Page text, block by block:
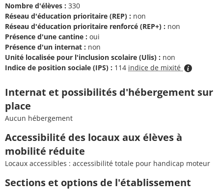
Nombre d'élèves : 330
Réseau d'éducation prioritaire (REP) : non
Réseau d'éducation prioritaire renforcé (REP+) : non
Présence d'une cantine : oui
Présence d'un internat : non
Unité localisée pour l'inclusion scolaire (Ulis) : non
Indice de position sociale (IPS) : 114 indice de mixité
Internat et possibilités d'hébergement sur
place
Aucun hébergement
Accessibilité des locaux aux élèves à
mobilité réduite
Locaux accessibles : accessibilité totale pour handicap moteur
Sections et options de l'établissement